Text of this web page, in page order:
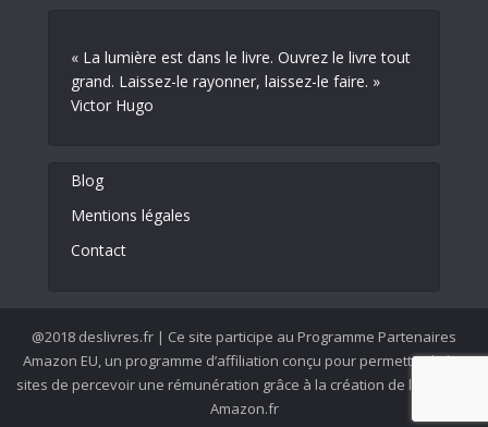
« La lumière est dans le livre. Ouvrez le livre tout
grand. Laissez-le rayonner, laissez-le faire. »
Victor Hugo
Blog
Mentions légales
Contact
@2018 deslivres.fr | Ce site participe au Programme Partenaires
Amazon EU, un programme d’affiliation conçu pour permettre à des
sites de percevoir une rémunération grâce à la création de liens vers
Amazon.fr